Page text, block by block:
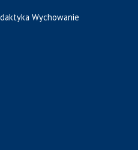
Wychowanie